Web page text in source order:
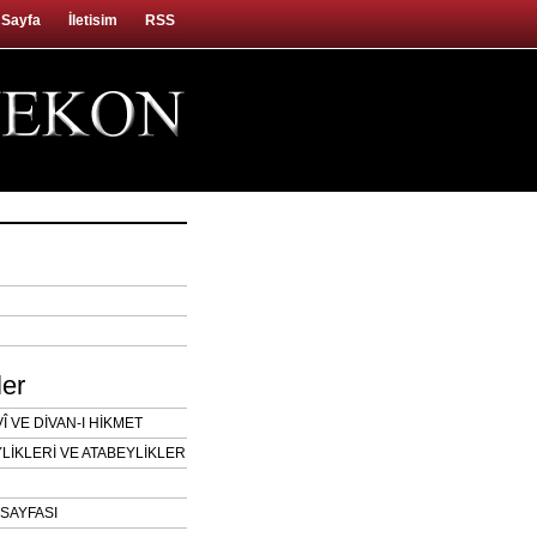
İletisim RSS
VE DİVAN-I HİKMET
VE ATABEYLİKLER